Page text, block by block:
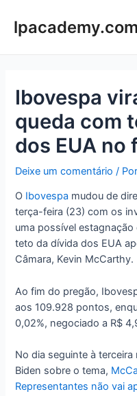
para
Ibovespa
queda com
dos EUA no
Deixe um comentário /
O Ibovespa mudou de
terça-feira (23) com os
uma possível
teto da dívida dos EUA
Câmara, Kevin McCarthy.
Ao fim do pregão,
aos 109.928 pontos,
0,02%, negociado a R$
No dia seguinte à
Biden sobre o tema,
Representantes não vai